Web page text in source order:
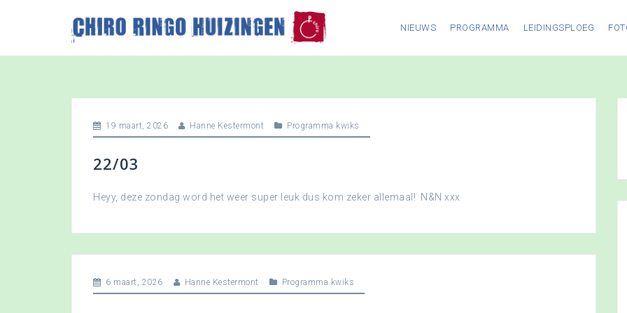
p
NIEUWS PROGRAMMA LEIDINGSPLOEG
19 maart, 2026 Hanne Kestermont Programma kwiks
22/03
Heyy, deze zondag word het weer super leuk dus kom zeker allemaal! N&N xxx
6 maart, 2026 Hanne Kestermont Programma kwiks